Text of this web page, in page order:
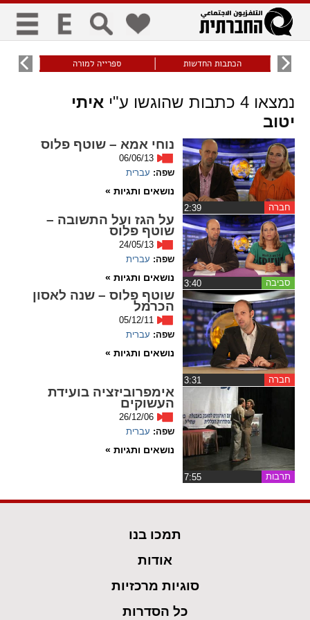
כללי
visibility_off
ביטול הבהובים ניווט מקלדת סימון כותרות
זום
zoom_out
התרחק
גופנים
remove_circle_outline
Decrease font
Increase font
spellcheck
גופן קריא
ניגודיות צבעים
brightness_high
ניגודיות בהירה
איפוס
כל
השארת
משוב
הכתבות החדשות ספרייה למורה עוני
נמצאו4 כתבות שהוגשו ע"יאיתי
יטוב
חברה
נוחי אמא – שוטף פלוס
06/06/13
שפה: עברית
נושאים ותגיות »
סביבה
על הגז ועל התשובה –
שוטף פלוס
24/05/13
שפה: עברית
נושאים ותגיות »
חברה
שוטף פלוס – שנה לאסון
הכרמל
05/12/11
שפה: עברית
נושאים ותגיות »
תרבות
אימפרוביזציה בועידת
העשוקים
26/12/06
שפה: עברית
נושאים ותגיות »
תמכו בנו
אודות
סוגיות מרכזיות
כל הסדרות